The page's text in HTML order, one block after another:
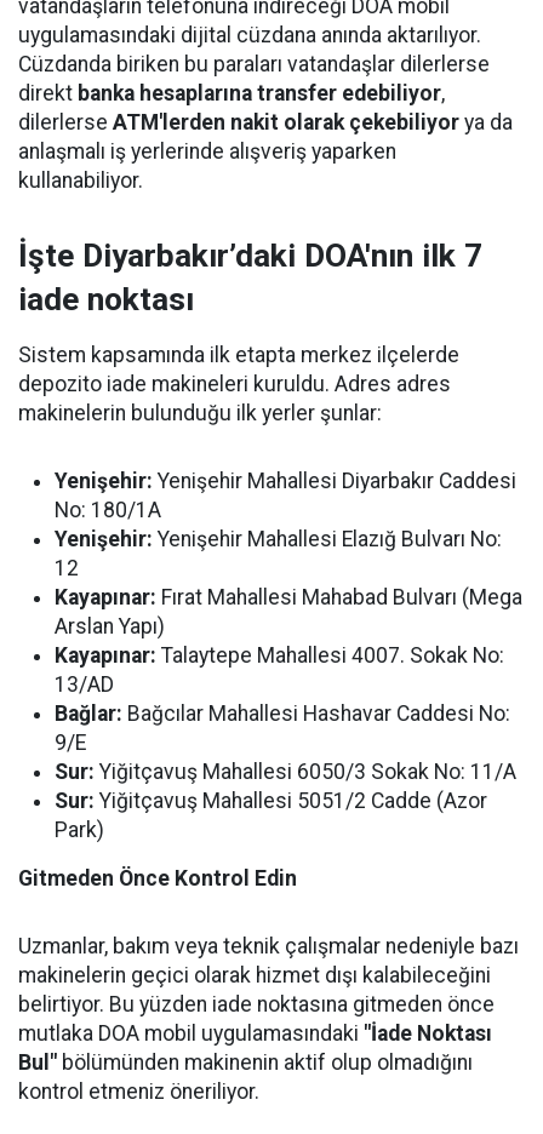
vatandaşların telefonuna indireceği DOA mobil
uygulamasındaki dijital cüzdana anında aktarılıyor.
Cüzdanda biriken bu paraları vatandaşlar dilerlerse
direkt banka hesaplarına transfer edebiliyor,
dilerlerse ATM'lerden nakit olarak çekebiliyor ya da
anlaşmalı iş yerlerinde alışveriş yaparken
kullanabiliyor.
İşte Diyarbakır’daki DOA'nın ilk 7
iade noktası
Sistem kapsamında ilk etapta merkez ilçelerde
depozito iade makineleri kuruldu. Adres adres
makinelerin bulunduğu ilk yerler şunlar:
Yenişehir: Yenişehir Mahallesi Diyarbakır Caddesi
No: 180/1A
Yenişehir: Yenişehir Mahallesi Elazığ Bulvarı No:
12
Kayapınar: Fırat Mahallesi Mahabad Bulvarı (Mega
Arslan Yapı)
Kayapınar: Talaytepe Mahallesi 4007. Sokak No:
13/AD
Bağlar: Bağcılar Mahallesi Hashavar Caddesi No:
9/E
Sur: Yiğitçavuş Mahallesi 6050/3 Sokak No: 11/A
Sur: Yiğitçavuş Mahallesi 5051/2 Cadde (Azor
Park)
Gitmeden Önce Kontrol Edin
Uzmanlar, bakım veya teknik çalışmalar nedeniyle bazı
makinelerin geçici olarak hizmet dışı kalabileceğini
belirtiyor. Bu yüzden iade noktasına gitmeden önce
mutlaka DOA mobil uygulamasındaki "İade Noktası
Bul" bölümünden makinenin aktif olup olmadığını
kontrol etmeniz öneriliyor.